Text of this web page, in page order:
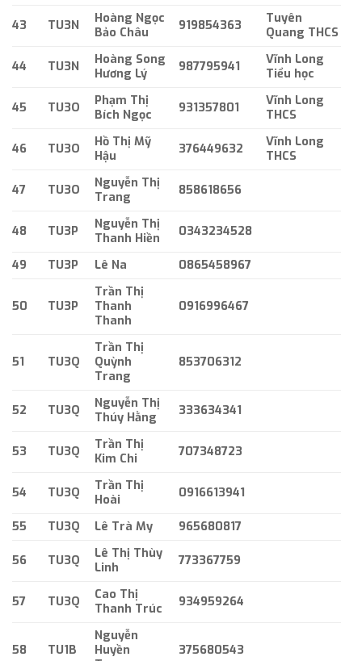
43 TU3N
Hoàng Ngọc
Bảo Châu
919854363
Tuyên
Quang THCS
44 TU3N
Hoàng Song
Hương Lý
987795941
Vĩnh Long
Tiểu học
45 TU3O
Phạm Thị
Bích Ngọc
931357801
Vĩnh Long
THCS
46 TU3O
Hồ Thị Mỹ
Hậu
376449632
Vĩnh Long
THCS
47 TU3O
Nguyễn Thị
Trang
858618656
48 TU3P
Nguyễn Thị
Thanh Hiền
0343234528
49 TU3P Lê Na 0865458967
50 TU3P
Trần Thị
Thanh
Thanh
0916996467
51 TU3Q
Trần Thị
Quỳnh
Trang
853706312
52 TU3Q
Nguyễn Thị
Thúy Hằng
333634341
53 TU3Q
Trần Thị
Kim Chi
707348723
54 TU3Q
Trần Thị
Hoài
0916613941
55 TU3Q Lê Trà My 965680817
56 TU3Q
Lê Thị Thùy
Linh
773367759
57 TU3Q
Cao Thị
Thanh Trúc
934959264
58 TU1B
Nguyễn
Huyền
375680543